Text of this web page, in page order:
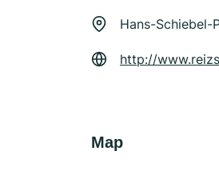
Hans-Schiebel-
http://
Map